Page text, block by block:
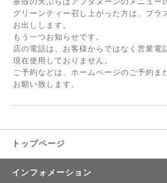
グリーンティー召し上がった方は、プラ
お出しします。
もう一つお知らせです。
店の電話は、お客様からではなく営業電
現在使用しておりません。
ご予約などは、ホームページのご予約ま
お願い致します。
トップページ
インフォメーション